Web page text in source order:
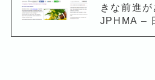
きな前進
JPHMA –